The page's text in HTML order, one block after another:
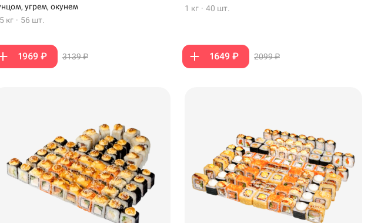
угрем, окунем
кг · 56 шт.
1969 ₽ 3139 ₽
1 кг · 40 шт.
1649 ₽ 2099 ₽